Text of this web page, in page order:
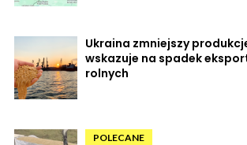
Ukraina zmniejszy
wskazuje na spadek
rolnych
POLECANE